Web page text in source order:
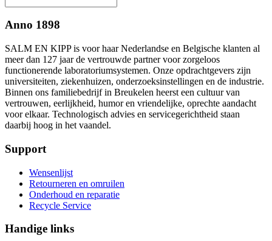
Anno 1898
SALM EN KIPP is voor haar Nederlandse en Belgische klanten al
meer dan 127 jaar de vertrouwde partner voor zorgeloos
functionerende laboratoriumsystemen. Onze opdrachtgevers zijn
universiteiten, ziekenhuizen, onderzoeksinstellingen en de industrie.
Binnen ons familiebedrijf in Breukelen heerst een cultuur van
vertrouwen, eerlijkheid, humor en vriendelijke, oprechte aandacht
voor elkaar. Technologisch advies en servicegerichtheid staan
daarbij hoog in het vaandel.
Support
Wensenlijst
Retourneren en omruilen
Onderhoud en reparatie
Recycle Service
Handige links